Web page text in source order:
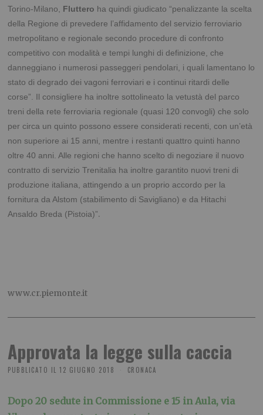
Torino-Milano, Fluttero ha quindi giudicato “penalizzante la scelta
della Regione di prevedere l’affidamento del servizio ferroviario
metropolitano e regionale secondo procedure di confronto
competitivo con modalità e tempi lunghi di definizione, che
danneggiano i numerosi passeggeri pendolari, i quali lamentano lo
stato di degrado dei vagoni ferroviari e i continui ritardi delle
corse”. Il consigliere ha inoltre sottolineato la vetustà del parco
treni della rete ferroviaria regionale (quasi 120 convogli) che solo
per circa un quinto possono essere considerati recenti, con un’età
non superiore ai 15 anni, mentre i restanti quattro quinti hanno
oltre 40 anni. Alle regioni che hanno scelto di negoziare il nuovo
contratto di servizio Trenitalia ha inoltre garantito nuovi treni di
produzione italiana, attingendo a un proprio accordo per la
fornitura da Alstom (stabilimento di Savigliano) e da Hitachi
Ansaldo Breda (Pistoia)”.
www.cr.piemonte.it
Approvata la legge sulla caccia
PUBBLICATO IL 12 GIUGNO 2018 CRONACA
Dopo 20 sedute in Commissione e 15 in Aula, via